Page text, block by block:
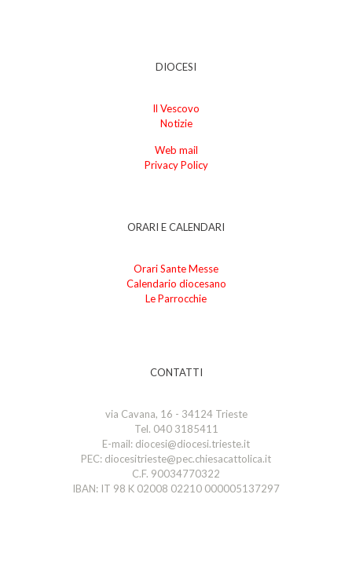
DIOCESI
Il Vescovo
Notizie
Web mail
Privacy Policy
ORARI E CALENDARI
Orari Sante Messe
Calendario diocesano
Le Parrocchie
CONTATTI
via Cavana, 16 - 34124 Trieste
Tel. 040 3185411
E-mail: diocesi@diocesi.trieste.it
PEC: diocesitrieste@pec.chiesacattolica.it
C.F. 90034770322
IBAN: IT 98 K 02008 02210 000005137297